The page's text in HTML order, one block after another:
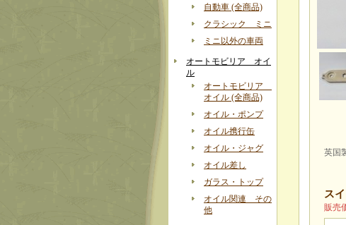
自動車 (全商品)
クラシック ミニ
ミニ以外の車両
オートモビリア オイ
ル
オートモビリア
オイル (全商品)
オイル・ポンプ
オイル携行缶
オイル・ジャグ
オイル差し
ガラス・トップ
オイル関連 その
他
英国
ス
販売